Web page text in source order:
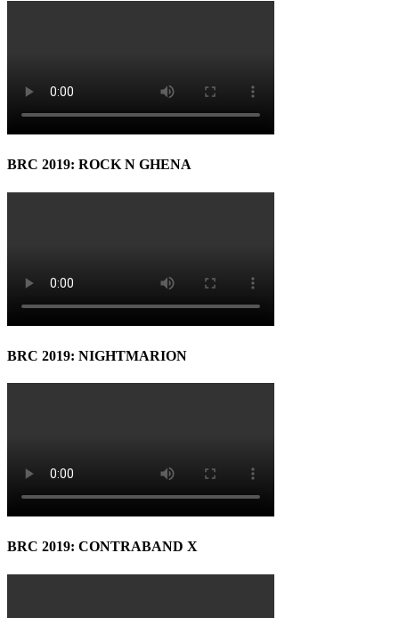
BRC 2019: ROCK N GHENA
BRC 2019: NIGHTMARION
BRC 2019: CONTRABAND X